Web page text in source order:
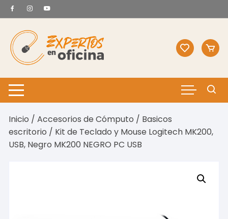
Saltar
al
contenido
Inicio /Accesorios de Cómputo / Basicos
escritorio / Kit de Teclado y Mouse Logitech MK200,
USB, Negro MK200 NEGRO PC USB